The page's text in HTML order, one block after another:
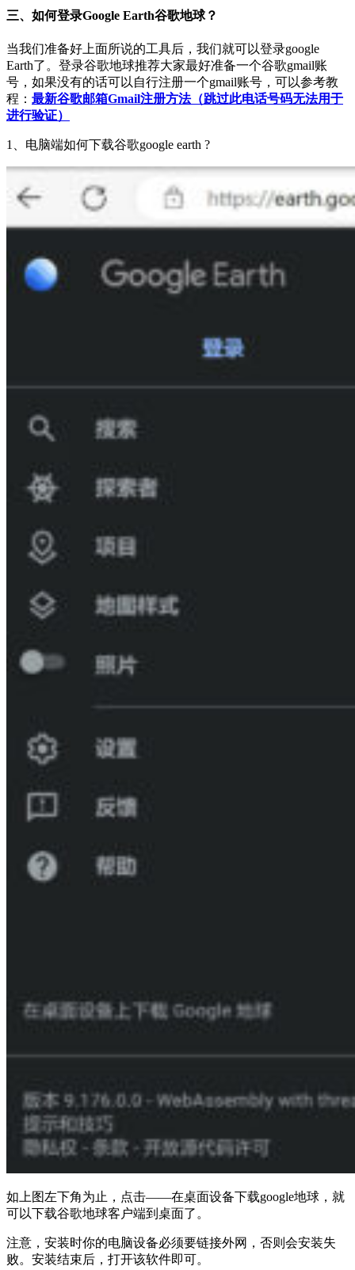
三、如何登录Google Earth谷歌地球？
当我们准备好上面所说的工具后，我们就可以登录google
Earth了。登录谷歌地球推荐大家最好准备一个谷歌gmail账
号，如果没有的话可以自行注册一个gmail账号，可以参考教
程： 最新谷歌邮箱Gmail注册方法（跳过此电话号码无法用于
进行验证）
1、电脑端如何下载谷歌google earth ?
如上图左下角为止，点击——在桌面设备下载google地球，就
可以下载谷歌地球客户端到桌面了。
注意，安装时你的电脑设备必须要链接外网，否则会安装失
败。安装结束后，打开该软件即可。